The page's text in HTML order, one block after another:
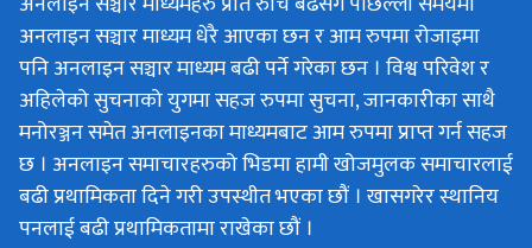
अनलाइन सञ्चार माध्यम धेरै आएका छन र आम रुपमा रोजाइमा
पनि अनलाइन सञ्चार माध्यम बढी पर्ने गरेका छन । विश्व परिवेश र
अहिलेको सुचनाको युगमा सहज रुपमा सुचना, जानकारीका साथै
मनोरञ्जन समेत अनलाइनका माध्यमबाट आम रुपमा प्राप्त गर्न सहज
छ । अनलाइन समाचारहरुको भिडमा हामी खोजमुलक समाचारलाई
बढी प्रथामिकता दिने गरी उपस्थीत भएका छौं । खासगरेर स्थानिय
पनलाई बढी प्रथामिकतामा राखेका छौं ।